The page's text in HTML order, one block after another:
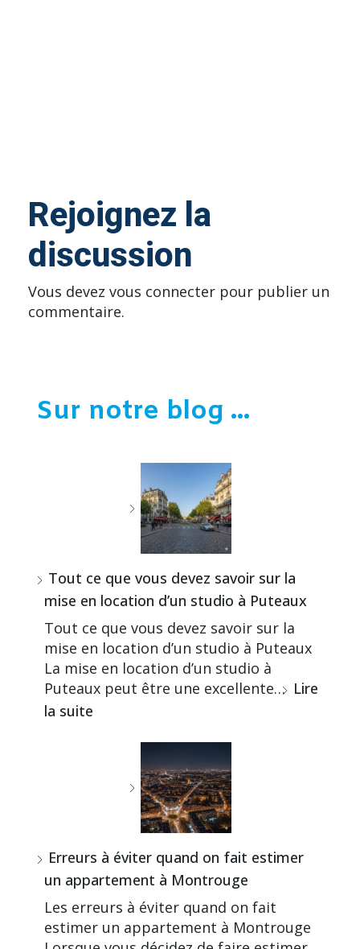
Rejoignez la
discussion
Vous devez vous connecter pour publier un
commentaire.
Sur notre blog ...
Tout ce que vous devez savoir sur la
mise en location d’un studio à Puteaux
Tout ce que vous devez savoir sur la
mise en location d’un studio à Puteaux
La mise en location d’un studio à
Puteaux peut être une excellente… Lire
la suite
Erreurs à éviter quand on fait estimer
un appartement à Montrouge
Les erreurs à éviter quand on fait
estimer un appartement à Montrouge